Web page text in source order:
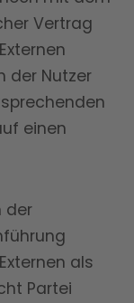
Vertrag
der Nutzer
einen
der
als
Partei